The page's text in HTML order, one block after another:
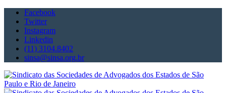
Facebook
Twitter
Instagram
Linkedin
(11) 3104.8402
sinsa@sinsa.org.br